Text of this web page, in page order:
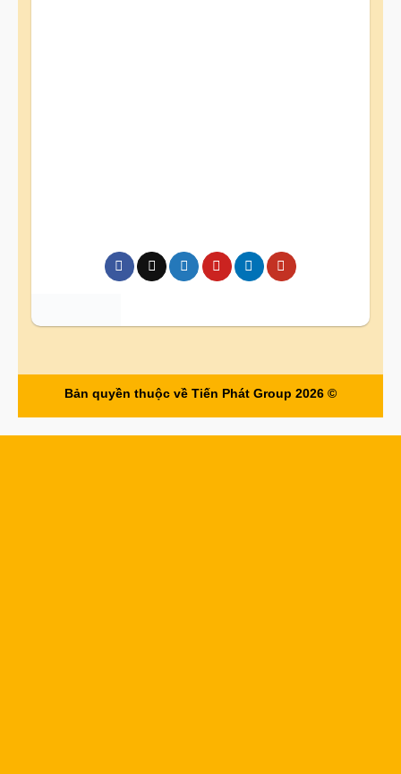
Bản quyền thuộc về Tiến Phát Group 2026 ©